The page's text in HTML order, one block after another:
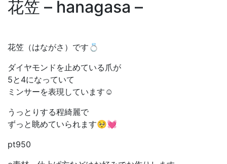
花笠 – hanagasa –
花笠（はながさ）です💍
ダイヤモンドを止めている爪が
5と4になっていて
ミンサーを表現しています☺️
うっとりする程綺麗で
ずっと眺めていられます🥺💓
pt950